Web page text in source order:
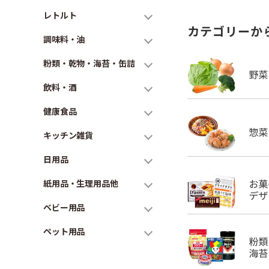
レトルト
調味料・油
粉類・乾物・海苔・缶詰
飲料・酒
健康食品
キッチン雑貨
日用品
紙用品・生理用品他
ベビー用品
ペット用品
カテゴリーか